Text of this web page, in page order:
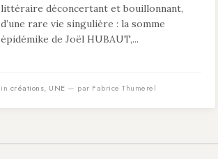
littéraire déconcertant et bouillonnant,
d’une rare vie singulière : la somme
épidémike de Joël HUBAUT,...
in créations, UNE — par Fabrice Thumerel